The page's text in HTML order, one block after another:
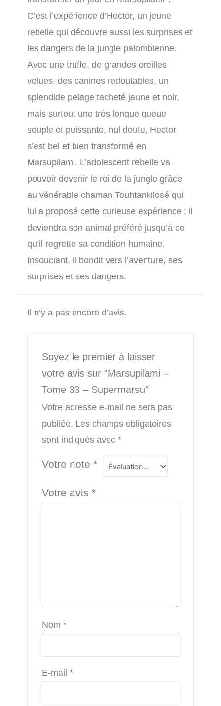
C’est l’expérience d’Hector, un jeune
rebelle qui découvre aussi les surprises et
les dangers de la jungle palombienne.
Avec une truffe, de grandes oreilles
velues, des canines redoutables, un
splendide pelage tacheté jaune et noir,
mais surtout une très longue queue
souple et puissante, nul doute, Hector
s’est bel et bien transformé en
Marsupilami. L’adolescent rebelle va
pouvoir devenir le roi de la jungle grâce
au vénérable chaman Touhtankilosé qui
lui a proposé cette curieuse expérience : il
deviendra son animal préféré jusqu’à ce
qu’il regrette sa condition humaine.
Insouciant, il bondit vers l’aventure, ses
surprises et ses dangers.
Il n’y a pas encore d’avis.
Soyez le premier à laisser
votre avis sur “Marsupilami –
Tome 33 – Supermarsu”
Votre adresse e-mail ne sera pas
publiée. Les champs obligatoires
sont indiqués avec*
Votre note*
Votre avis*
Nom*
E-mail*